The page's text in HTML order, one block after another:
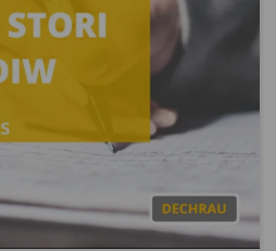
Coleg Cymraeg
y stori fer Gymraeg.
awdur cyfoes a fu'n
fer yn ystod y blynyddoedd
Jon Gower, Aled Islwyn,
a Mihangel Morgan er
y mae'r stori fer yn cael